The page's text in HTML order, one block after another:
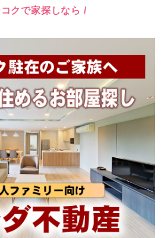
クで家探しなら /